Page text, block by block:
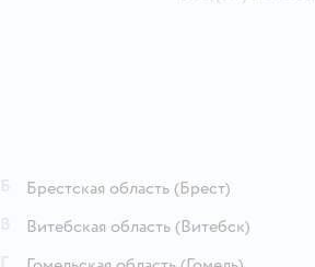
Брестская область (Брест)
Витебская область (Витебск)